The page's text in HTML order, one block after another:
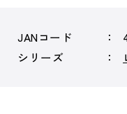
JANコード
シリーズ